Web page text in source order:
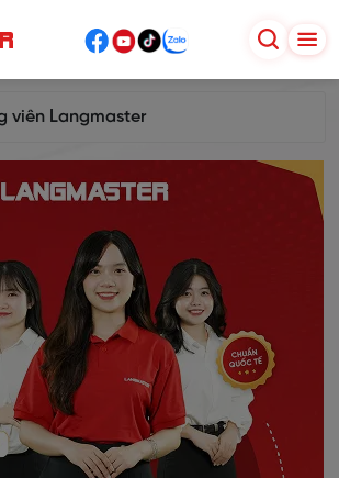
viên Langmaster